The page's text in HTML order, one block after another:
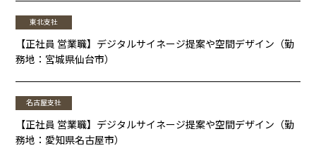
東北支社
【正社員 営業職】デジタルサイネージ提案や空間デザイン（勤
務地：宮城県仙台市）
名古屋支社
【正社員 営業職】デジタルサイネージ提案や空間デザイン（勤
務地：愛知県名古屋市）